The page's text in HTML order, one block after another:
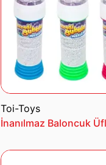
Toi-Toys
İnanılmaz Baloncuk